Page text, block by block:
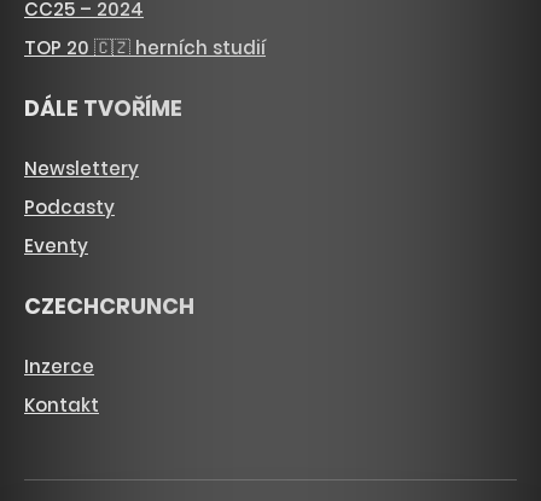
CC25 – 2024
TOP 20 🇨🇿 herních studií
DÁLE TVOŘÍME
Newslettery
Podcasty
Eventy
CZECHCRUNCH
Inzerce
Kontakt